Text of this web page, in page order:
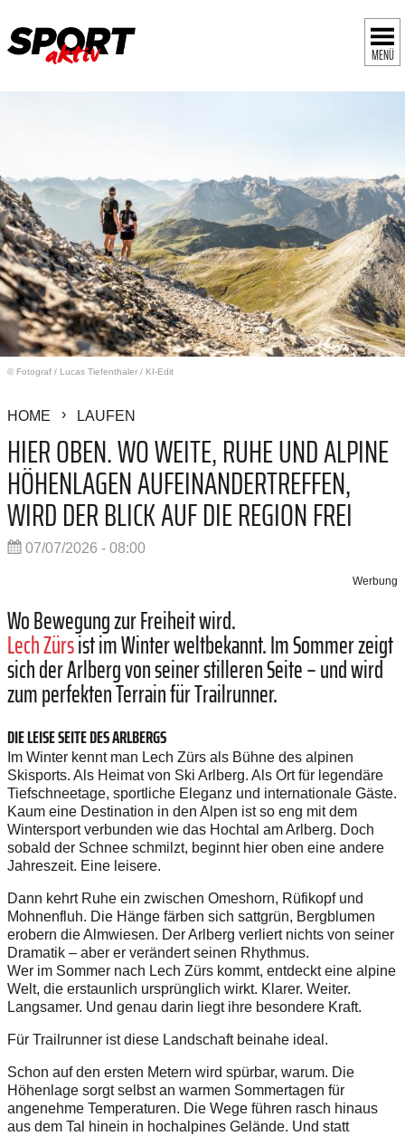
MENÜ
© Fotograf / Lucas Tiefenthaler / KI-Edit
HOME LAUFEN
HIER OBEN. WO WEITE, RUHE UND ALPINE
HÖHENLAGEN AUFEINANDERTREFFEN,
WIRD DER BLICK AUF DIE REGION FREI
07/07/2026 - 08:00
Werbung
Wo Bewegung zur Freiheit wird.
Lech Zürsist im Winter weltbekannt. Im Sommer zeigt
sich der Arlberg von seiner stilleren Seite – und wird
zum perfekten Terrain für Trailrunner.
DIE LEISE SEITE DES ARLBERGS
Im Winter kennt man Lech Zürs als Bühne des alpinen
Skisports. Als Heimat von Ski Arlberg. Als Ort für legendäre
Tiefschneetage, sportliche Eleganz und internationale Gäste.
Kaum eine Destination in den Alpen ist so eng mit dem
Wintersport verbunden wie das Hochtal am Arlberg. Doch
sobald der Schnee schmilzt, beginnt hier oben eine andere
Jahreszeit. Eine leisere.
Dann kehrt Ruhe ein zwischen Omeshorn, Rüfikopf und
Mohnenfluh. Die Hänge färben sich sattgrün, Bergblumen
erobern die Almwiesen. Der Arlberg verliert nichts von seiner
Dramatik – aber er verändert seinen Rhythmus.
Wer im Sommer nach Lech Zürs kommt, entdeckt eine alpine
Welt, die erstaunlich ursprünglich wirkt. Klarer. Weiter.
Langsamer. Und genau darin liegt ihre besondere Kraft.
Für Trailrunner ist diese Landschaft beinahe ideal.
Schon auf den ersten Metern wird spürbar, warum. Die
Höhenlage sorgt selbst an warmen Sommertagen für
angenehme Temperaturen. Die Wege führen rasch hinaus
aus dem Tal hinein in hochalpines Gelände. Und statt